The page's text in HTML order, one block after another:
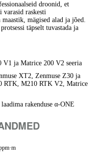
droonid, et
raskesti
mägised alad ja jõed.
täpselt tuvastada ja
V1 ja Matrice 200 V2 seeria
XT2, Zenmuse Z30 ja
RTK, M210 RTK V2, Matrice
rakenduse α-ONE